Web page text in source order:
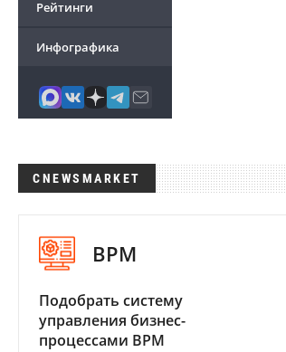
Рейтинги
Инфографика
CNEWSMARKET
BPM
Подобрать систему
управления бизнес-
процессами BPM